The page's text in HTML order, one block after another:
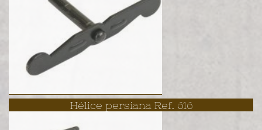
Hélice persiana Ref. 616